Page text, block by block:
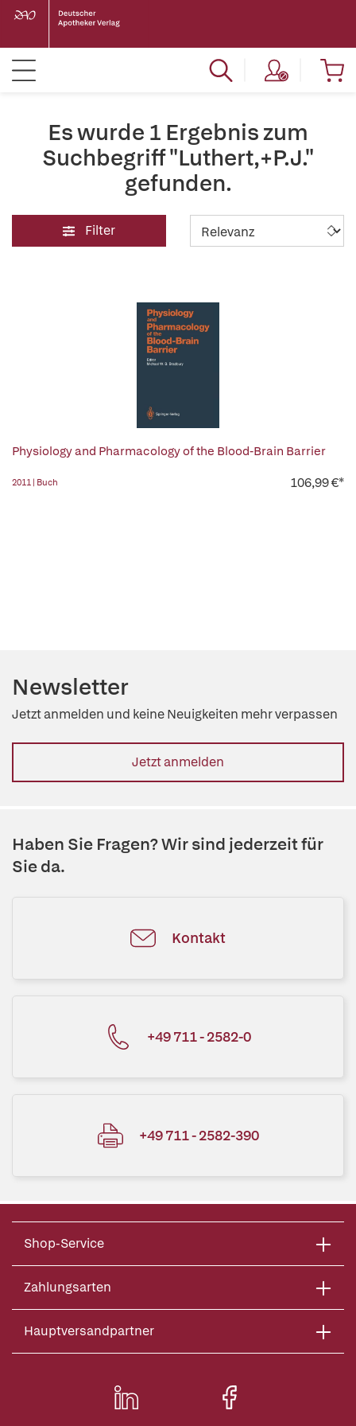
Es wurde 1 Ergebnis zum
Suchbegriff "Luthert,+P.J."
gefunden.
Filter
Physiology and Pharmacology of the Blood-Brain Barrier
2011 | Buch 106,99 €*
Newsletter
Jetzt anmelden und keine Neuigkeiten mehr verpassen
Jetzt anmelden
Haben Sie Fragen? Wir sind jederzeit für
Sie da.
Kontakt
+49 711 - 2582-0
+49 711 - 2582-390
Shop-Service
Zahlungsarten
Hauptversandpartner